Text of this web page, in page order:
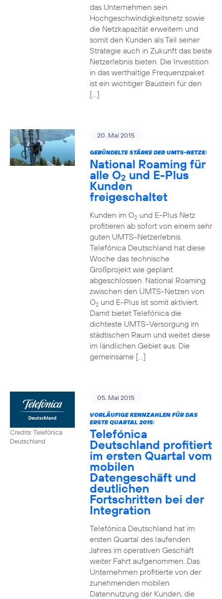
das Unternehmen sein
Hochgeschwindigkeitsnetz sowie
die Netzkapazität erweitern und
somit den Kunden als Teil seiner
Strategie auch in Zukunft das beste
Netzerlebnis bieten. Die Investition
in das werthaltige Frequenzpaket
ist ein wichtiger Baustein für den
[…]
20. Mai 2015
GEBÜNDELTE STÄRKE DER UMTS-NETZE:
National Roaming für
alle O2 und E-Plus
Kunden
freigeschaltet
Kunden im O2und E-Plus Netz
profitieren ab sofort von einem sehr
guten UMTS-Netzerlebnis.
Telefónica Deutschland hat diese
Woche das technische
Großprojekt wie geplant
abgeschlossen. National Roaming
zwischen den UMTS-Netzen von
O2und E-Plus ist somit aktiviert.
Damit bietet Telefónica die
dichteste UMTS-Versorgung im
städtischen Raum und weitet diese
im ländlichen Gebiet aus. Die
gemeinsame […]
Credits: Telefónica
Deutschland
05. Mai 2015
VORLÄUFIGE KENNZAHLEN FÜR DAS
ERSTE QUARTAL 2015:
Telefónica
Deutschland profitiert
im ersten Quartal vom
mobilen
Datengeschäft und
deutlichen
Fortschritten bei der
Integration
Telefónica Deutschland hat im
ersten Quartal des laufenden
Jahres im operativen Geschäft
weiter Fahrt aufgenommen. Das
Unternehmen profitierte von der
zunehmenden mobilen
Datennutzung der Kunden, die